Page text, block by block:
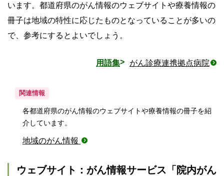
います。都道府県のがん情報のウェブサイトや療養情報の
冊子は地域の特性に応じたものとなっていることが多いの
で、参考にするとよいでしょう。
用語集 がん診療連携拠点病院
関連情報
各都道府県のがん情報のウェブサイトや療養情報の冊子を紹
介しています。
地域のがん情報
ウェブサイト：がん情報サービス「院内がん